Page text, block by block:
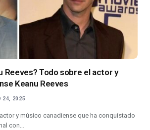
Reeves? Todo sobre el actor y
Keanu Reeves
24, 2025
y músico canadiense que ha conquistado
con…